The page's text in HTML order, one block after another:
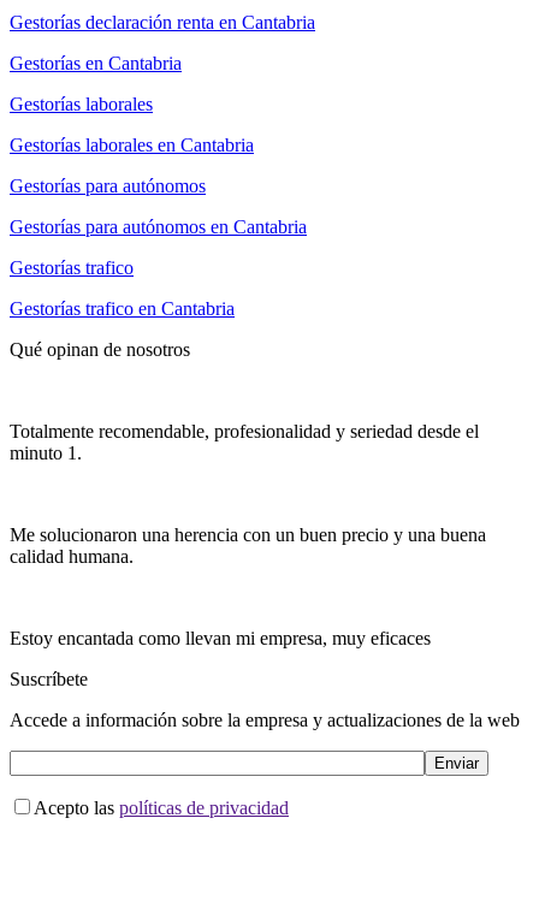
Gestorías declaración renta en Cantabria
Gestorías en Cantabria
Gestorías laborales
Gestorías laborales en Cantabria
Gestorías para autónomos
Gestorías para autónomos en Cantabria
Gestorías trafico
Gestorías trafico en Cantabria
Qué opinan de nosotros
Totalmente recomendable, profesionalidad y seriedad desde el
minuto 1.
Me solucionaron una herencia con un buen precio y una buena
calidad humana.
Estoy encantada como llevan mi empresa, muy eficaces
Suscríbete
Accede a información sobre la empresa y actualizaciones de la web
Acepto las políticas de privacidad